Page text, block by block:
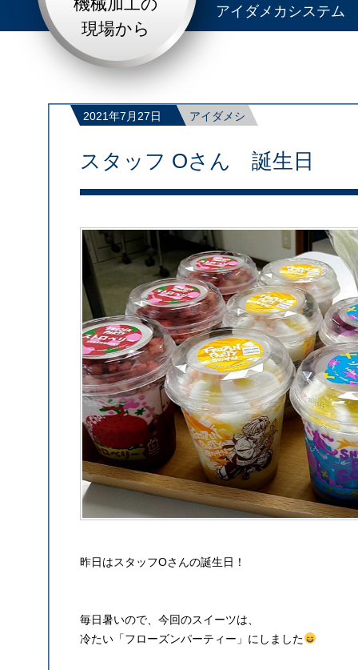
現場から
アイダメカシステム
2021年7月27日 アイダメシ
スタッフ Oさん 誕生日
昨日はスタッフOさんの誕生日！
毎日暑いので、今回のスイーツは、
冷たい「フローズンパーティー」にしました